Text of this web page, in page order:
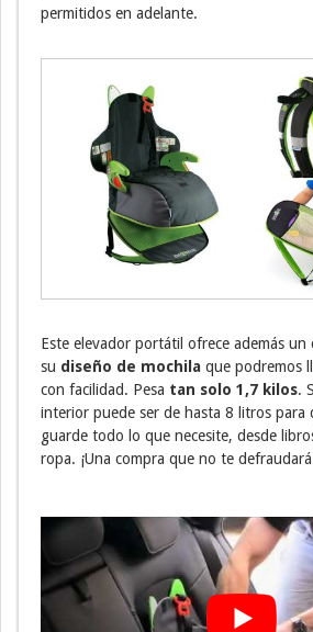
permitidos en adelante.
Este elevador portátil ofrece además
su diseño de mochila que podremos
con facilidad. Pesa tan solo 1,7 kilos.
interior puede ser de hasta 8 litros para
guarde todo lo que necesite, desde
ropa. ¡Una compra que no te